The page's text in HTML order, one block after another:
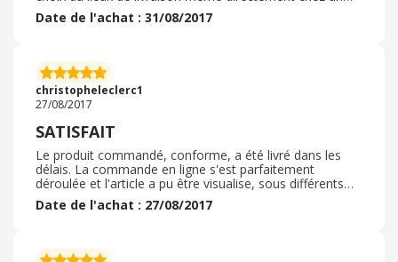
garagiste. Pas de problèmes rencontrés et je
recommande.
Date de l'achat : 31/08/2017
christopheleclerc1
27/08/2017
SATISFAIT
Le produit commandé, conforme, a été livré dans les
délais. La commande en ligne s'est parfaitement
déroulée et l'article a pu être visualise, sous différents
angles, pour être certain de ce que nous avions choisi.
Ce n'est pas la première fois que je commande sur ce
Date de l'achat : 27/08/2017